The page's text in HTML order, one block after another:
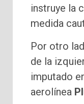
instruye la
medida
Por otro
de la
imputado
aerolínea